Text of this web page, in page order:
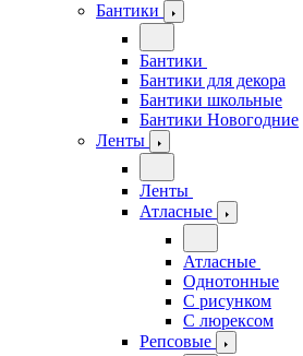
Бантики
Бантики
Бантики для декора
Бантики школьные
Бантики Новогодние
Ленты
Ленты
Атласные
Атласные
Однотонные
С рисунком
С люрексом
Репсовые